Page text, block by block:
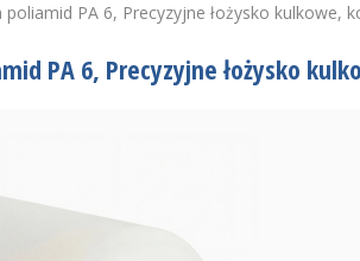
PA 6, Precyzyjne łożysko kulkowe,
PA 6, Precyzyjne łożysko